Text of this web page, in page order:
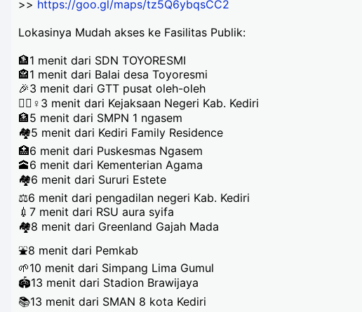
>> https://goo.gl/maps/tz5Q6ybqsCC2
Lokasinya Mudah akses ke Fasilitas Publik:
🏦1 menit dari SDN TOYORESMI
🏤1 menit dari Balai desa Toyoresmi
🎉3 menit dari GTT pusat oleh-oleh
🕵🏻♀3 menit dari Kejaksaan Negeri Kab. Kediri
🏦5 menit dari SMPN 1 ngasem
🏘5 menit dari Kediri Family Residence
🏥6 menit dari Puskesmas Ngasem
🕋6 menit dari Kementerian Agama
🏘6 menit dari Sururi Estete
⚖6 menit dari pengadilan negeri Kab. Kediri
💉7 menit dari RSU aura syifa
🏘8 menit dari Greenland Gajah Mada
⛲8 menit dari Pemkab
🌱10 menit dari Simpang Lima Gumul
🏟13 menit dari Stadion Brawijaya
📚13 menit dari SMAN 8 kota Kediri